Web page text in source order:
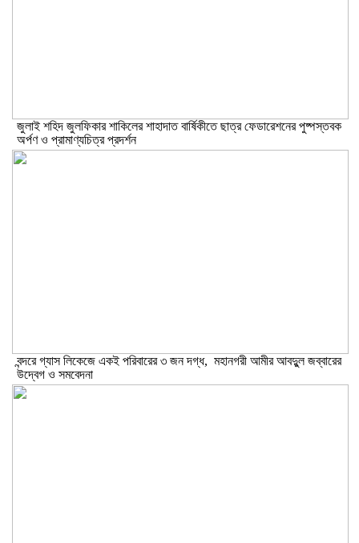
​জুলাই শহিদ জুলফিকার শাকিলের শাহাদাত বার্ষিকীতে ছাত্র ফেডারেশনের পুষ্পস্তবক
অর্পণ ও প্রামাণ্যচিত্র প্রদর্শন
বন্দরে গ্যাস লিকেজে একই পরিবারের ৩ জন দগ্ধ, মহানগরী আমীর আবদুুল জব্বারের
উদ্বেগ ও সমবেদনা